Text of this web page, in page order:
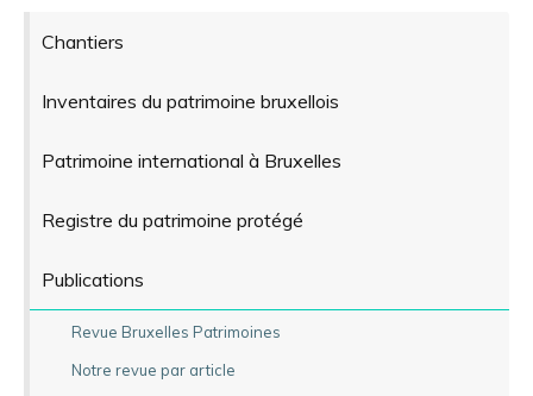
Chantiers
Inventaires du patrimoine bruxellois
Patrimoine international à Bruxelles
Registre du patrimoine protégé
Publications
Revue Bruxelles Patrimoines
Notre revue par article